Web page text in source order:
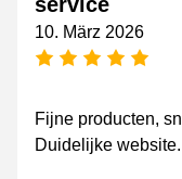
10. März 2026
Fijne producten,
Duidelijke website.